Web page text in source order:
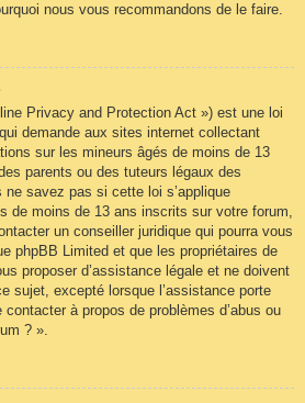
nous vous recommandons de le faire.
Privacy and Protection Act ») est une loi
demande aux sites internet collectant
sur les mineurs âgés de moins de 13
parents ou des tuteurs légaux des
savez pas si cette loi s’applique
de moins de 13 ans inscrits sur votre forum,
un conseiller juridique qui pourra vous
phpBB Limited et que les propriétaires de
proposer d’assistance légale et ne doivent
sujet, excepté lorsque l’assistance porte
à propos de problèmes d’abus ou
? ».